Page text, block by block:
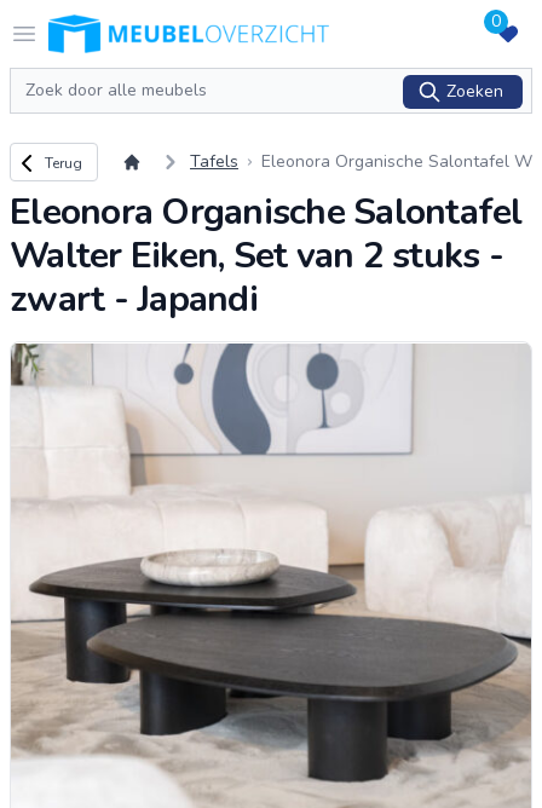
Open menu
Logo Meubeloverzicht.nl 0
Zoeken
Zoeken
Terug naar overzicht
Terug Tafels
Eleonora Organische Salontafel W
- Japandi
Eleonora Organische Salontafel
Walter Eiken, Set van 2 stuks -
zwart - Japandi